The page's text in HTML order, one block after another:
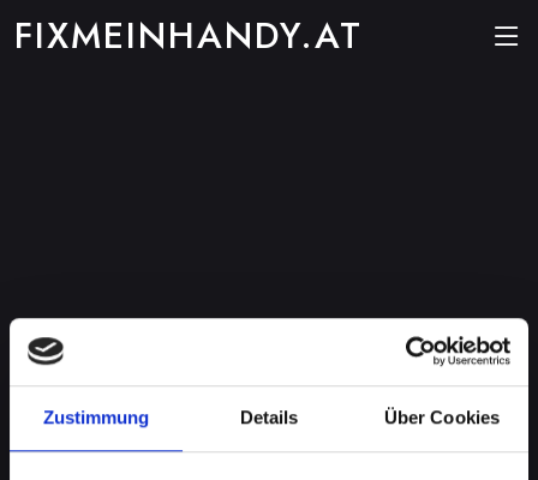
Zustimmung Details Über Cookies
FIXMEINHANDY.AT